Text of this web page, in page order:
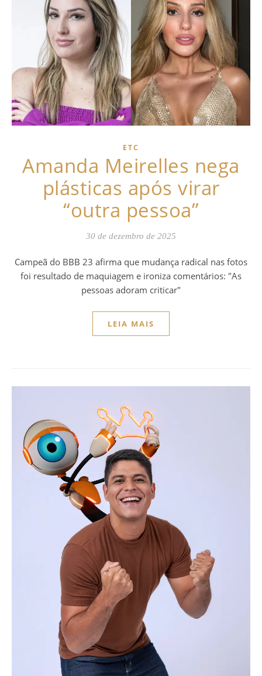
ETC
Amanda Meirelles nega
plásticas após virar
“outra pessoa”
30 de dezembro de 2025
Campeã do BBB 23 afirma que mudança radical nas fotos
foi resultado de maquiagem e ironiza comentários: "As
pessoas adoram criticar"
LEIA MAIS